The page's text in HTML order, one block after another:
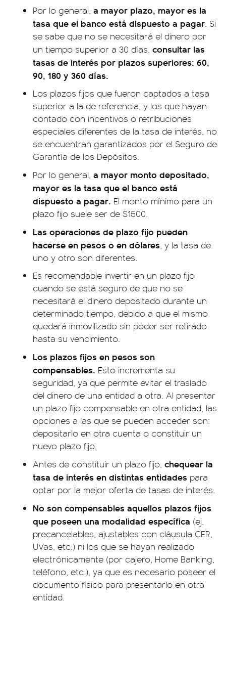
Por lo general, a mayor plazo, mayor es la
tasa que el banco está dispuesto a pagar . Si
se sabe que no se necesitará el dinero por
un tiempo superior a 30 días, consultar las
tasas de interés por plazos superiores: 60,
90, 180 y 360 días.
Los plazos fijos que fueron captados a tasa
superior a la de referencia, y los que hayan
contado con incentivos o retribuciones
especiales diferentes de la tasa de interés, no
se encuentran garantizados por el Seguro de
Garantía de los Depósitos.
Por lo general, a mayor monto depositado,
mayor es la tasa que el banco está
dispuesto a pagar. El monto mínimo para un
plazo fijo suele ser de $1500.
Las operaciones de plazo fijo pueden
hacerse en pesos o en dólares , y la tasa de
uno y otro son diferentes.
Es recomendable invertir en un plazo fijo
cuando se está seguro de que no se
necesitará el dinero depositado durante un
determinado tiempo, debido a que el mismo
quedará inmovilizado sin poder ser retirado
hasta su vencimiento.
Los plazos fijos en pesos son
compensables. Esto incrementa su
seguridad, ya que permite evitar el traslado
del dinero de una entidad a otra. Al presentar
un plazo fijo compensable en otra entidad, las
opciones a las que se pueden acceder son:
depositarlo en otra cuenta o constituir un
nuevo plazo fijo.
Antes de constituir un plazo fijo, chequear la
tasa de interés en distintas entidades para
optar por la mejor oferta de tasas de interés.
No son compensables aquellos plazos fijos
que poseen una modalidad específica (ej.
precancelables, ajustables con cláusula CER,
UVas, etc.) ni los que se hayan realizado
electrónicamente (por cajero, Home Banking,
teléfono, etc.), ya que es necesario poseer el
documento físico para presentarlo en otra
entidad.